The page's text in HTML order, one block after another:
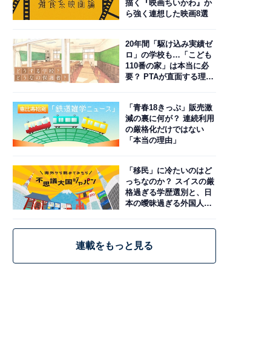
描く『映画ちいかわ』か
ら強く連想した映画8選
20年間「駆け込み実績ゼ
ロ」の学校も…「こども
110番の家」は本当に必
要？ PTAが直面する理想
「青春18きっぷ」販売激
減の裏に何が？ 連続利用
の厳格化だけではない
「本当の理由」
「移民」に冷たいのはど
っちなのか？ スイスの厳
格過ぎる学歴選別と、日
本の曖昧過ぎる外国人政
連載をもっと見る